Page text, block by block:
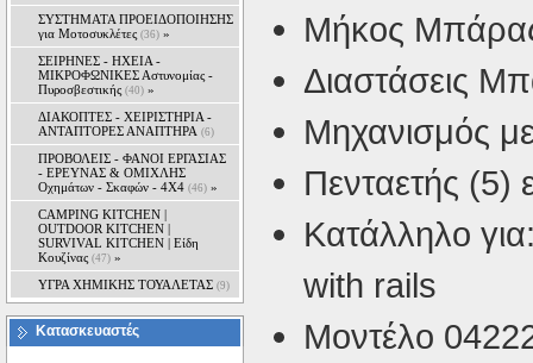
ΣΥΣΤΗΜΑΤΑ ΠΡΟΕΙΔΟΠΟΙΗΣΗΣ
για Μοτοσυκλέτες (36) »
ΣΕΙΡΗΝΕΣ - ΗΧΕΙΑ -
ΜΙΚΡΟΦΩΝΙΚΕΣ Αστυνομίας -
Πυροσβεστικής (40) »
ΔΙΑΚΟΠΤΕΣ - XEIΡΙΣΤΗΡΙΑ -
ΑΝΤΑΠΤΟΡΕΣ ΑΝΑΠΤΗΡΑ (6)
ΠΡΟΒΟΛΕΙΣ - ΦΑΝΟΙ ΕΡΓΑΣΙΑΣ
- ΕΡΕΥΝΑΣ & ΟΜΙΧΛΗΣ
Οχημάτων - Σκαφών - 4Χ4 (46) »
CAMPING KITCHEN |
OUTDOOR KITCHEN |
SURVIVAL KITCHEN | Είδη
Κουζίνας (47) »
ΥΓΡΑ ΧΗΜΙΚΗΣ ΤΟΥΑΛΕΤΑΣ (9)
Κατασκευαστές
Μήκος
Διαστάσεις
Μηχανισμός με
Πενταετής (5)
Kατάλληλο
with rails
Μοντέλο